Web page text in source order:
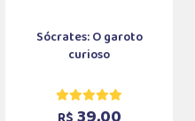
Sócrates: O garoto
curioso